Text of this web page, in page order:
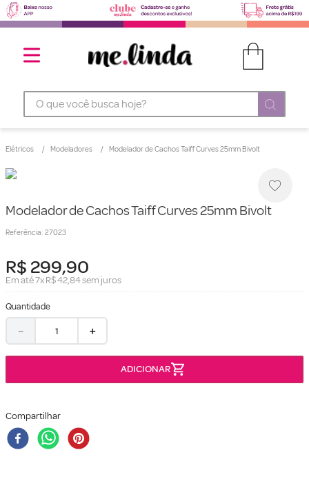
O que você busca hoje?
Elétricos Modeladores Modelador de Cachos Taiff Curves 25mm Bivolt
Modelador de Cachos Taiff Curves 25mm Bivolt
Referência: 27023
R$ 299,90
Em até7xR$42,84sem juros
Quantidade
＋
－
Compartilhar